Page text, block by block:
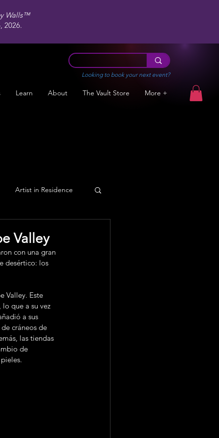
Walls™
2026.
Looking to book your next event?
Learn About The Vault Store More +
Artist in Residence
Valley
desértico: los
que a su vez
a sus
cráneos de
las tiendas
de